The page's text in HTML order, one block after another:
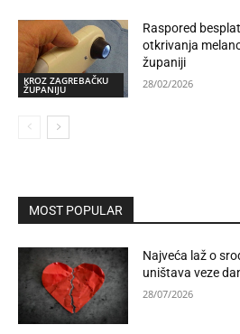
KROZ ZAGREBAČKU
ŽUPANIJU
Raspored
otkrivanja
županiji
28/02/2026
MOST POPULAR
Najveća laž o
uništava veze
28/07/2026